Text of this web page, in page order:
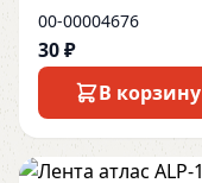
00-00004676
30 ₽
В корзину